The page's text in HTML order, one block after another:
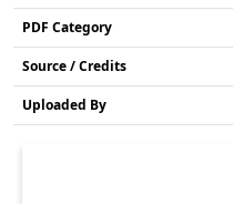
PDF Category
Source / Credits
Uploaded By